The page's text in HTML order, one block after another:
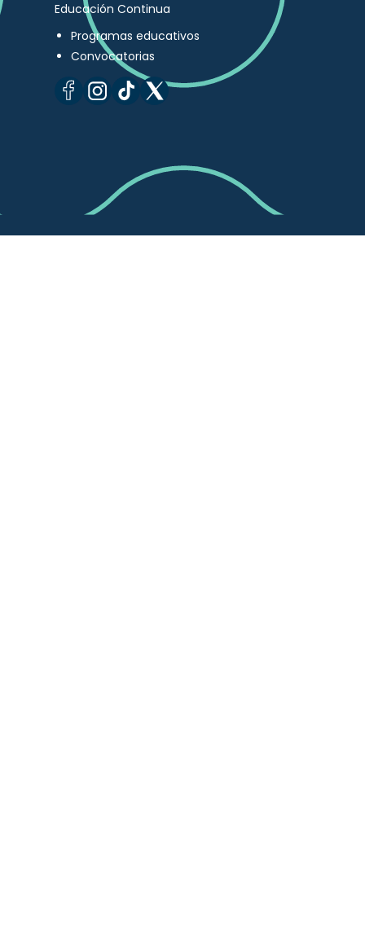
Educación Continua
Programas educativos
Convocatorias